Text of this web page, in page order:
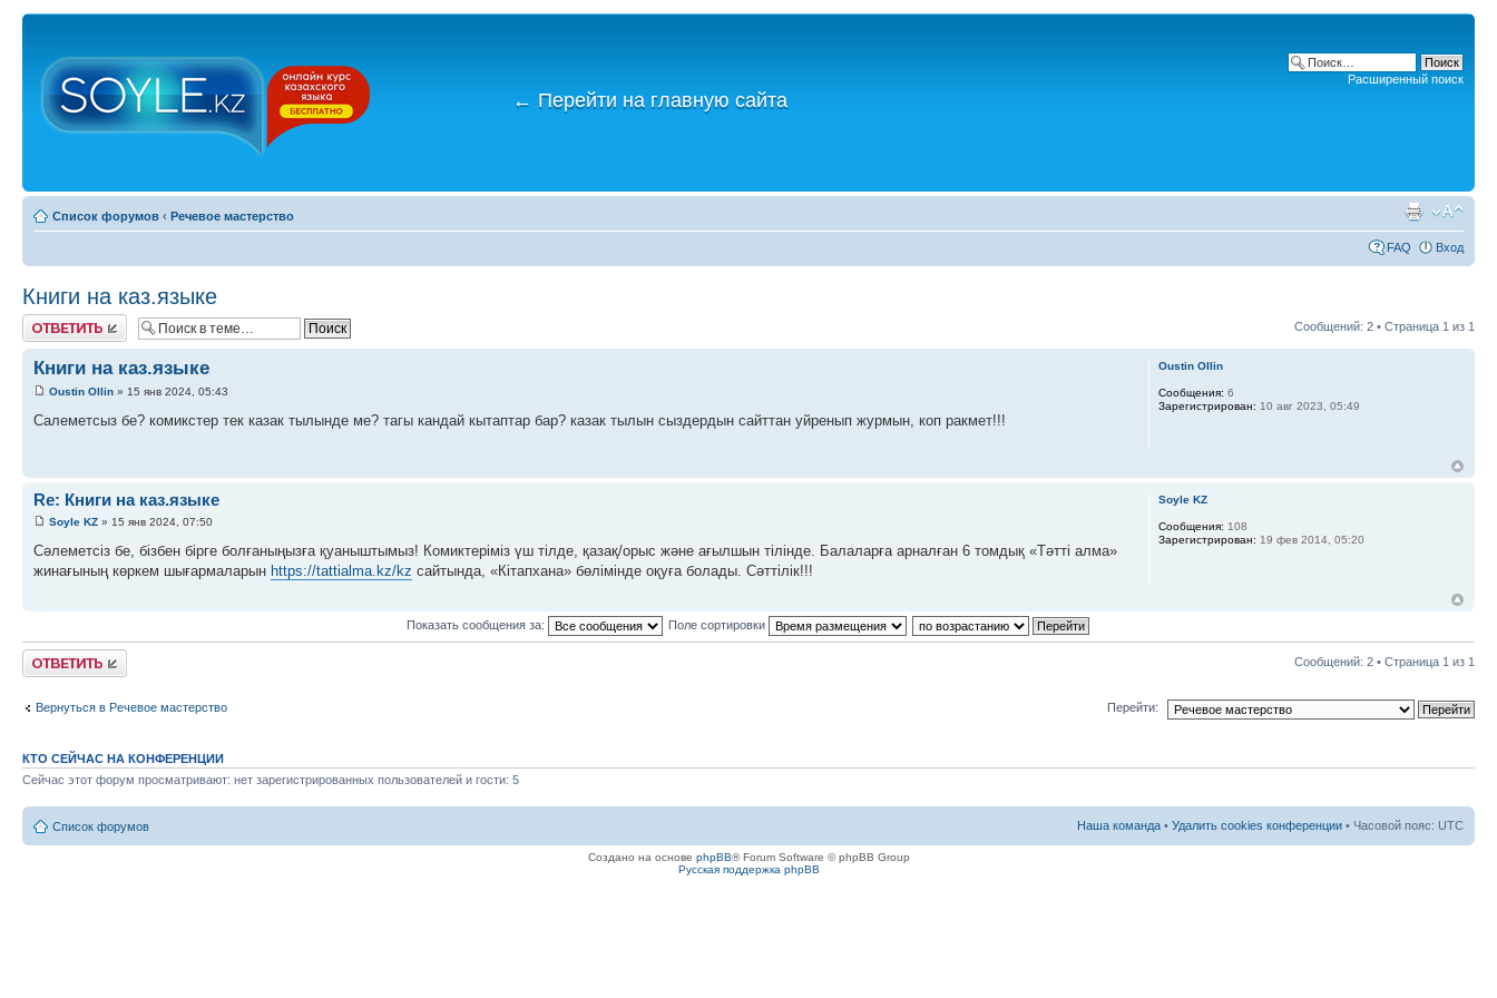
← Перейти на главную сайта
Расширенный поиск
Список форумов ‹ Речевое мастерство
FAQ Вход
Книги на каз.языке
Ответить Сообщений: 2 • Страница 1 из 1
Книги на каз.языке
Oustin Ollin » 15 янв 2024, 05:43
Салеметсыз бе? комикстер тек казак тылынде ме? тагы кандай кытаптар бар? казак тылын сыздердын сайттан уйренып журмын, коп ракмет!!!
Oustin Ollin
Сообщения: 6
Зарегистрирован: 10 авг 2023, 05:49
Re: Книги на каз.языке
Soyle KZ » 15 янв 2024, 07:50
Сәлеметсіз бе, бізбен бірге болғаныңызға қуаныштымыз! Комиктеріміз үш тілде, қазақ/орыс және ағылшын тілінде. Балаларға арналған 6 томдық «Тәтті алма»
жинағының көркем шығармаларын https://tattialma.kz/kz сайтында, «Кітапхана» бөлімінде оқуға болады. Сәттілік!!!
Soyle KZ
Сообщения: 108
Зарегистрирован: 19 фев 2014, 05:20
Показать сообщения за: Поле сортировки
Ответить Сообщений: 2 • Страница 1 из 1
Вернуться в Речевое мастерство Перейти:
КТО СЕЙЧАС НА КОНФЕРЕНЦИИ
Сейчас этот форум просматривают: нет зарегистрированных пользователей и гости: 5
Список форумов Наша команда • Удалить cookies конференции • Часовой пояс: UTC
Создано на основе phpBB® Forum Software © phpBB Group
Русская поддержка phpBB